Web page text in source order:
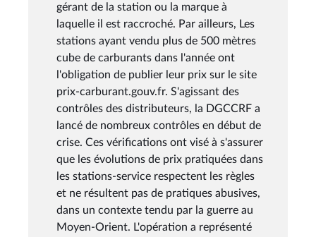
gérant de la station ou la marque à
laquelle il est raccroché. Par ailleurs, Les
stations ayant vendu plus de 500 mètres
cube de carburants dans l'année ont
l'obligation de publier leur prix sur le site
prix-carburant.gouv.fr. S'agissant des
contrôles des distributeurs, la DGCCRF a
lancé de nombreux contrôles en début de
crise. Ces vérifications ont visé à s'assurer
que les évolutions de prix pratiquées dans
les stations-service respectent les règles
et ne résultent pas de pratiques abusives,
dans un contexte tendu par la guerre au
Moyen-Orient. L'opération a représenté